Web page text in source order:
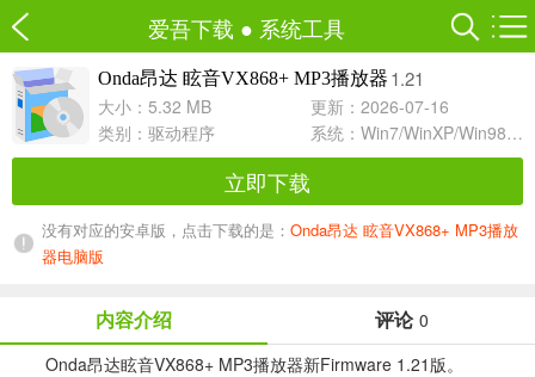
爱吾下载 ● 系统工具
Onda昂达 眩音VX868+ MP3播放器 1.21
大小：5.32 MB
更新：2026-07-16
类别： 驱动程序 系统：Win7/WinXP/Win98/Win8/Win10兼容软件
立即下载
没有对应的安卓版，点击下载的是： Onda昂达 眩音VX868+ MP3播放
器电脑版
内容介绍 评论 0
Onda昂达眩音VX868+ MP3播放器新Firmware 1.21版。